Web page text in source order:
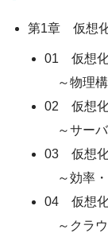
第1章 仮想
01 仮想
～物理構
02 仮想化
～サーバ
03 仮想化
～効率・
04 仮想化
～クラウ